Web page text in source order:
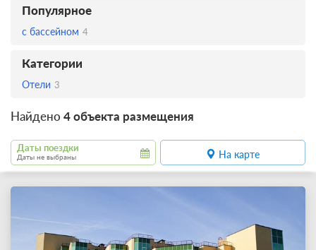
Популярное
с бассейном 4
Категории
Отели 3
Найдено 4 объекта размещения
Даты поездки
Даты не выбраны На карте